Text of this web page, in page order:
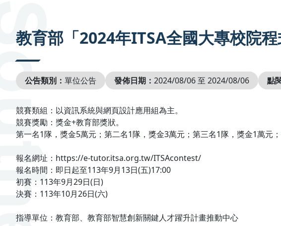
教育部「2024年ITSA全國大專校院程
公告類別： 單位公告 發佈日期： 2024/08/06 至 2024/08/06 點
競賽類組：以資訊系統與網頁設計應用組為主。
競賽獎勵：獎金+教育部獎狀。
第一名1隊，獎金5萬元；第二名1隊，獎金3萬元；第三名1隊，獎金1萬元；
報名網址：https://e-tutor.itsa.org.tw/ITSAcontest/
報名時間：即日起至113年9月13日(五)17:00
初賽：113年9月29日(日)
決賽：113年10月26日(六)
指導單位：教育部、教育部智慧創新關鍵人才躍升計畫推動中心